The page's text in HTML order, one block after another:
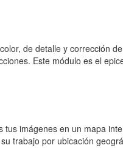
de detalle y corrección
Este módulo es el
imágenes en un mapa
trabajo por ubicación